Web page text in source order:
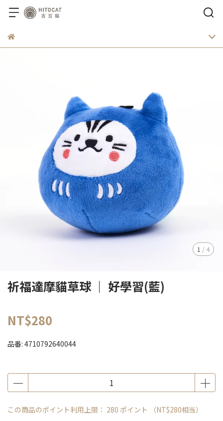
1 / 4
祈福達摩貓草球 ｜ 好學習(藍)
NT$280
品番: 4710792640044
この商品のポイント利用上限： 280 ポイント （NT$280相当）